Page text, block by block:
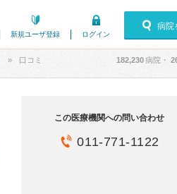
新規ユーザ登録 ログイン
病院
口コミ 182,230病院・
この医療機関への問い合わせ
011-771-1122